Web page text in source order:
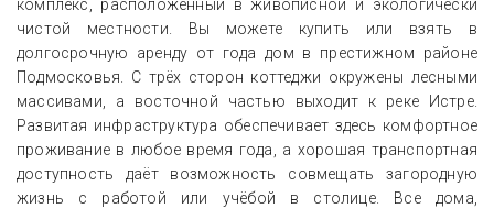
комплекс, расположенный в живописной и экологически
чистой местности. Вы можете купить или взять в
долгосрочную аренду от года дом в престижном районе
Подмосковья. С трёх сторон коттеджи окружены лесными
массивами, а восточной частью выходит к реке Истре.
Развитая инфраструктура обеспечивает здесь комфортное
проживание в любое время года, а хорошая транспортная
доступность даёт возможность совмещать загородную
жизнь с работой или учёбой в столице. Все дома,